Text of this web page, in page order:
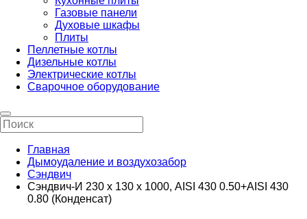
Газовые панели
Духовые шкафы
Плиты
Пеллетные котлы
Дизельные котлы
Электрические котлы
Сварочное оборудование
Главная
Дымоудаление и воздухозабор
Сэндвич
Сэндвич-И 230 х 130 х 1000, AISI 430 0.50+AISI 430
0.80 (Конденсат)